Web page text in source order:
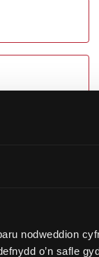
nodweddion
o’n safle